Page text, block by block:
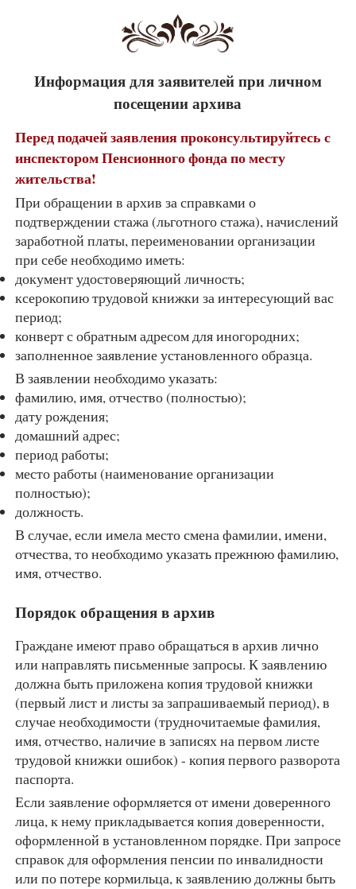
Информация для заявителей при личном
посещении архива
Перед подачей заявления проконсультируйтесь с
инспектором Пенсионного фонда по месту
жительства!
При обращении в архив за справками о
подтверждении стажа (льготного стажа), начислений
заработной платы, переименовании организации
при себе необходимо иметь:
документ удостоверяющий личность;
ксерокопию трудовой книжки за интересующий вас
период;
конверт с обратным адресом для иногородних;
заполненное заявление установленного образца.
В заявлении необходимо указать:
фамилию, имя, отчество (полностью);
дату рождения;
домашний адрес;
период работы;
место работы (наименование организации
полностью);
должность.
В случае, если имела место смена фамилии, имени,
отчества, то необходимо указать прежнюю фамилию,
имя, отчество.
Порядок обращения в архив
Граждане имеют право обращаться в архив лично
или направлять письменные запросы. К заявлению
должна быть приложена копия трудовой книжки
(первый лист и листы за запрашиваемый период), в
случае необходимости (трудночитаемые фамилия,
имя, отчество, наличие в записях на первом листе
трудовой книжки ошибок) - копия первого разворота
паспорта.
Если заявление оформляется от имени доверенного
лица, к нему прикладывается копия доверенности,
оформленной в установленном порядке. При запросе
справок для оформления пенсии по инвалидности
или по потере кормильца, к заявлению должны быть